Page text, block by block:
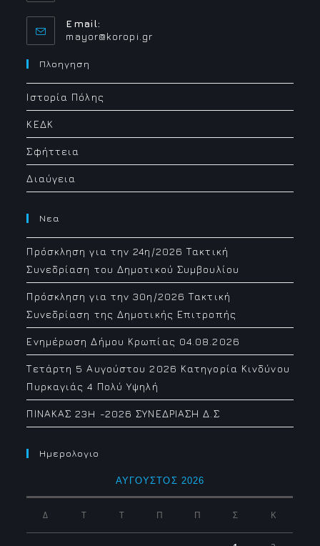
Email:
mayor@koropi.grOpens
Πλοηγηση
Ιστορία Πόλης
ΚΕΔΚ
Σφήττεια
Διαύγεια
Νεα
Πρόσκληση για την 24η/2026 Τακτική
Συνεδρίαση του Δημοτικού Συμβουλίου
Πρόσκληση για την 30η/2026 Τακτική
Συνεδρίαση της Δημοτικής Επιτροπής
Ενημέρωση Δήμου Κρωπίας 04.08.2026
Τετάρτη 5 Αυγούστου 2026 Κατηγορία Κινδύνου
Πυρκαγιάς 4 Πολύ Υψηλή
ΠΙΝΑΚΑΣ 23H -2026 ΣΥΝΕΔΡΙΑΣΗ Δ.Σ
Ημερολογιο
ΑΎΓΟΥΣΤΟΣ 2026
Δ Τ Τ Π Π Σ Κ